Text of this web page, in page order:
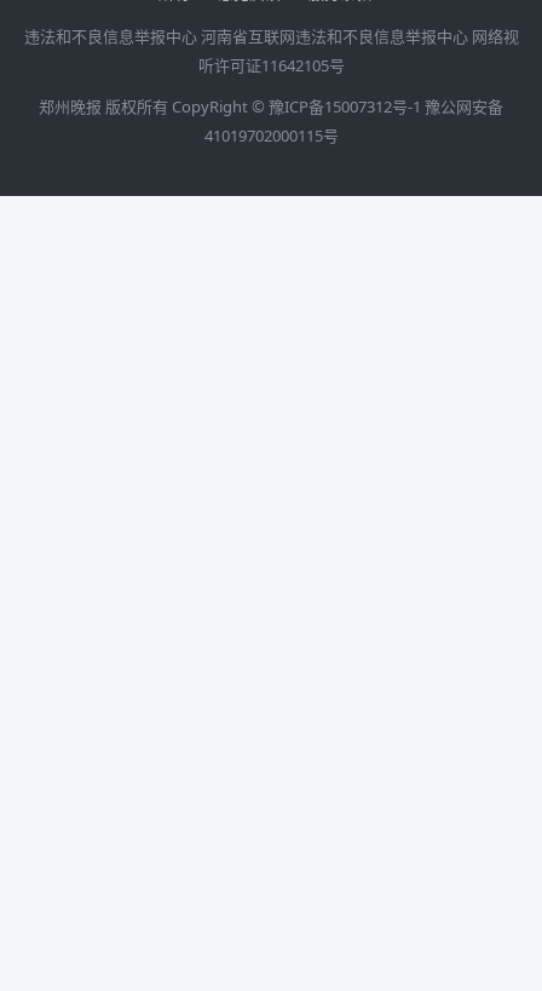
违法和不良信息举报中心河南省互联网违法和不良信息举报中心 网络视
听许可证11642105号
郑州晚报 版权所有 CopyRight © 豫ICP备15007312号-1 豫公网安备
41019702000115号